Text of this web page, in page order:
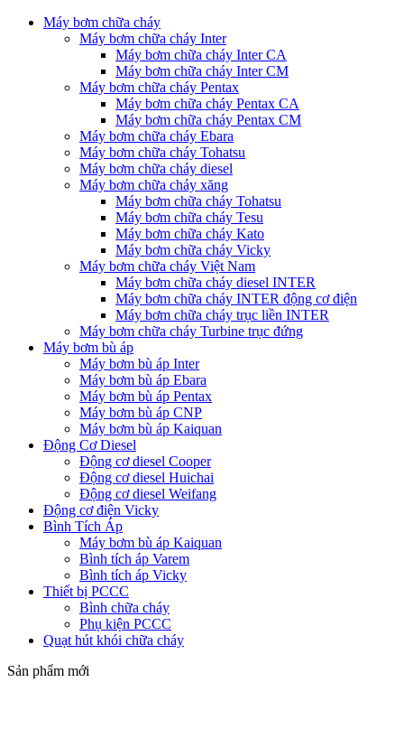
Máy bơm chữa cháy
Máy bơm chữa cháy Inter
Máy bơm chữa cháy Inter CA
Máy bơm chữa cháy Inter CM
Máy bơm chữa cháy Pentax
Máy bơm chữa cháy Pentax CA
Máy bơm chữa cháy Pentax CM
Máy bơm chữa cháy Ebara
Máy bơm chữa cháy Tohatsu
Máy bơm chữa cháy diesel
Máy bơm chữa cháy xăng
Máy bơm chữa cháy Tohatsu
Máy bơm chữa cháy Tesu
Máy bơm chữa cháy Kato
Máy bơm chữa cháy Vicky
Máy bơm chữa cháy Việt Nam
Máy bơm chữa cháy diesel INTER
Máy bơm chữa cháy INTER động cơ điện
Máy bơm chữa cháy trục liền INTER
Máy bơm chữa cháy Turbine trục đứng
Máy bơm bù áp
Máy bơm bù áp Inter
Máy bơm bù áp Ebara
Máy bơm bù áp Pentax
Máy bơm bù áp CNP
Máy bơm bù áp Kaiquan
Động Cơ Diesel
Động cơ diesel Cooper
Động cơ diesel Huichai
Động cơ diesel Weifang
Động cơ điện Vicky
Bình Tích Áp
Máy bơm bù áp Kaiquan
Bình tích áp Varem
Bình tích áp Vicky
Thiết bị PCCC
Bình chữa cháy
Phụ kiện PCCC
Quạt hút khói chữa cháy
Sản phẩm mới